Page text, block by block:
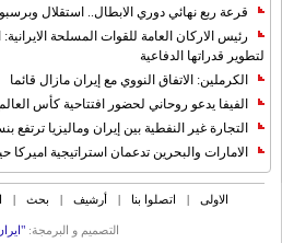
قرعة ربع نهائي دوري الابطال.. استقلال
رئيس الاركان العامة للقوات المسلحة
لتطوير قدراتها الدفاعية
الكرملين: الاتفاق النووي مع إيران مازال قائما
الفيفا يدعو روحاني لحضور افتتاحية كأس العالم 2018
التجارة غیر النفطیة بین إیران ومالیزیا ترتفع بنسبة
الامارات والبحرين تدعمان استراتيجية اميركا
الاولی | اتصلوا بنا | أرشیف | بحث |
التصمیم و البرمجة: